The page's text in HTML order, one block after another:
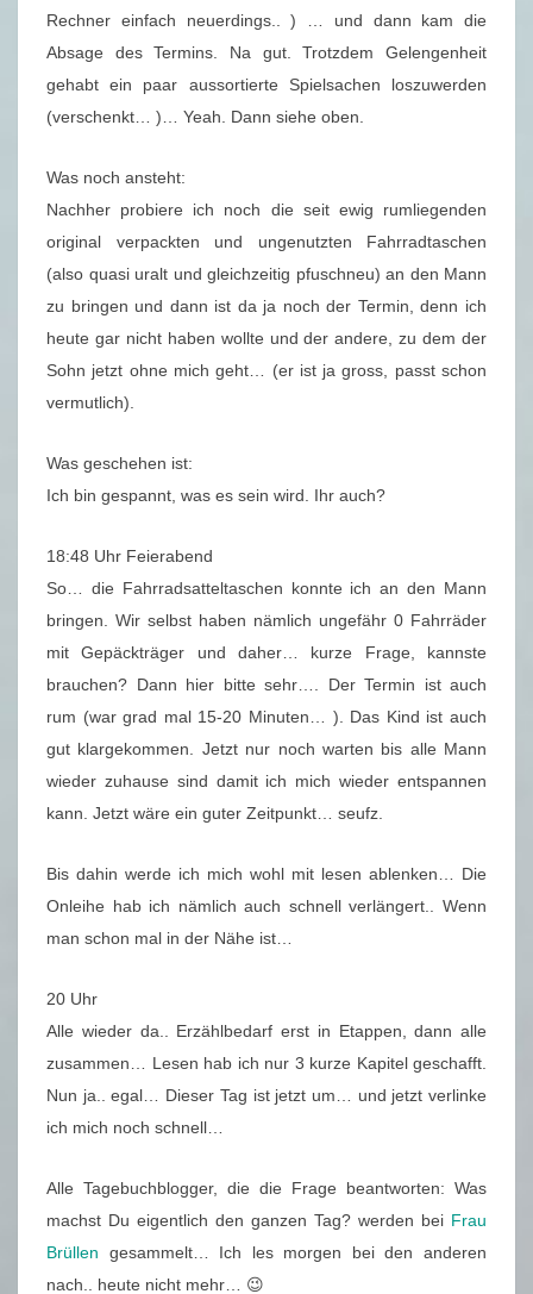
Rechner einfach neuerdings.. ) … und dann kam die
Absage des Termins. Na gut. Trotzdem Gelengenheit
gehabt ein paar aussortierte Spielsachen loszuwerden
(verschenkt… )… Yeah. Dann siehe oben.
Was noch ansteht:
Nachher probiere ich noch die seit ewig rumliegenden
original verpackten und ungenutzten Fahrradtaschen
(also quasi uralt und gleichzeitig pfuschneu) an den Mann
zu bringen und dann ist da ja noch der Termin, denn ich
heute gar nicht haben wollte und der andere, zu dem der
Sohn jetzt ohne mich geht… (er ist ja gross, passt schon
vermutlich).
Was geschehen ist:
Ich bin gespannt, was es sein wird. Ihr auch?
18:48 Uhr Feierabend
So… die Fahrradsatteltaschen konnte ich an den Mann
bringen. Wir selbst haben nämlich ungefähr 0 Fahrräder
mit Gepäckträger und daher… kurze Frage, kannste
brauchen? Dann hier bitte sehr…. Der Termin ist auch
rum (war grad mal 15-20 Minuten… ). Das Kind ist auch
gut klargekommen. Jetzt nur noch warten bis alle Mann
wieder zuhause sind damit ich mich wieder entspannen
kann. Jetzt wäre ein guter Zeitpunkt… seufz.
Bis dahin werde ich mich wohl mit lesen ablenken… Die
Onleihe hab ich nämlich auch schnell verlängert.. Wenn
man schon mal in der Nähe ist…
20 Uhr
Alle wieder da.. Erzählbedarf erst in Etappen, dann alle
zusammen… Lesen hab ich nur 3 kurze Kapitel geschafft.
Nun ja.. egal… Dieser Tag ist jetzt um… und jetzt verlinke
ich mich noch schnell…
Alle Tagebuchblogger, die die Frage beantworten: Was
machst Du eigentlich den ganzen Tag? werden bei Frau
Brüllen gesammelt… Ich les morgen bei den anderen
nach.. heute nicht mehr… 😉